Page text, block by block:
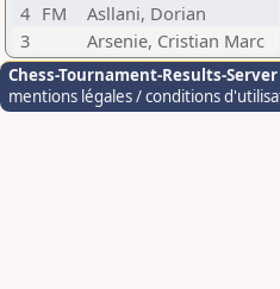
4 FM Asllani, Dorian
3
Arsenie, Cristian Marc
Chess-Tournament-Results-Server
mentions légales / conditions